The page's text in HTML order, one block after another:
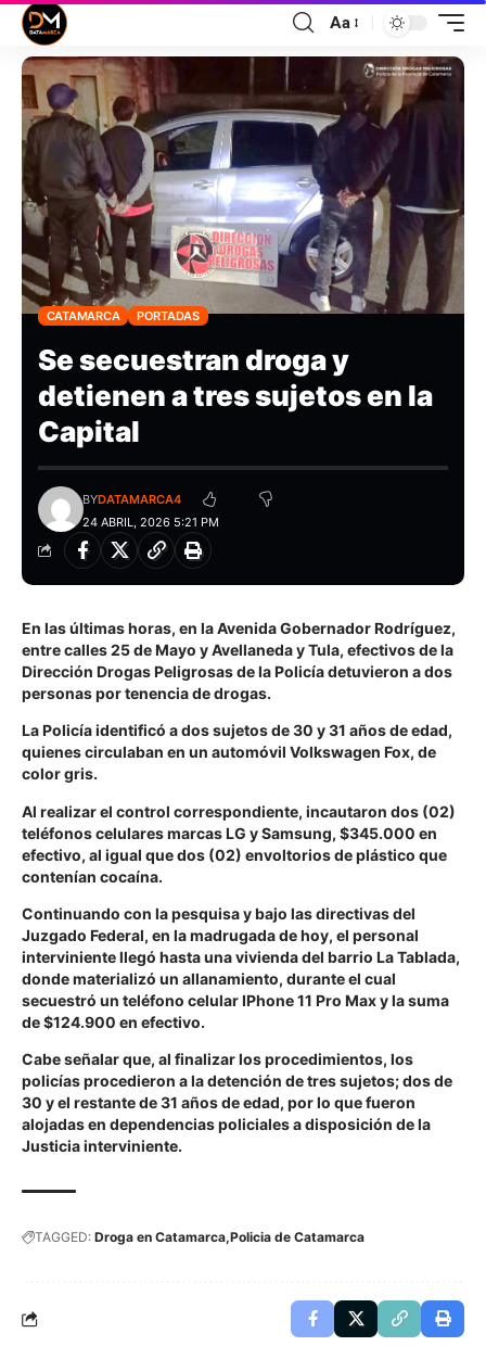
Aa
CATAMARCA PORTADAS
Se secuestran droga y
detienen a tres sujetos en la
Capital
24 ABRIL, 2026 5:21 PM
BYDATAMARCA4
En las últimas horas, en la Avenida Gobernador Rodríguez,
entre calles 25 de Mayo y Avellaneda y Tula, efectivos de la
Dirección Drogas Peligrosas de la Policía detuvieron a dos
personas por tenencia de drogas.
La Policía identificó a dos sujetos de 30 y 31 años de edad,
quienes circulaban en un automóvil Volkswagen Fox, de
color gris.
Al realizar el control correspondiente, incautaron dos (02)
teléfonos celulares marcas LG y Samsung, $345.000 en
efectivo, al igual que dos (02) envoltorios de plástico que
contenían cocaína.
Continuando con la pesquisa y bajo las directivas del
Juzgado Federal, en la madrugada de hoy, el personal
interviniente llegó hasta una vivienda del barrio La Tablada,
donde materializó un allanamiento, durante el cual
secuestró un teléfono celular IPhone 11 Pro Max y la suma
de $124.900 en efectivo.
Cabe señalar que, al finalizar los procedimientos, los
policías procedieron a la detención de tres sujetos; dos de
30 y el restante de 31 años de edad, por lo que fueron
alojadas en dependencias policiales a disposición de la
Justicia interviniente.
TAGGED: Droga en Catamarca Policia de Catamarca